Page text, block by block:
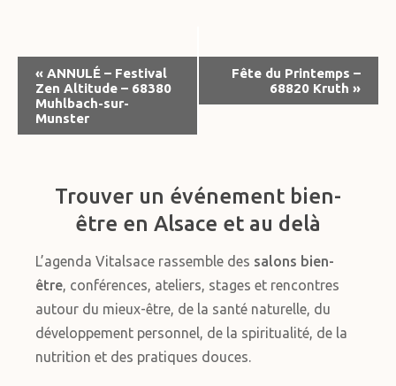
Navigation
Évènement
« ANNULÉ – Festival
Zen Altitude – 68380
Muhlbach-sur-
Munster
Fête du Printemps –
68820 Kruth »
Trouver un événement bien-
être en Alsace et au delà
L’agenda Vitalsace rassemble des salons bien-
être, conférences, ateliers, stages et rencontres
autour du mieux-être, de la santé naturelle, du
développement personnel, de la spiritualité, de la
nutrition et des pratiques douces.